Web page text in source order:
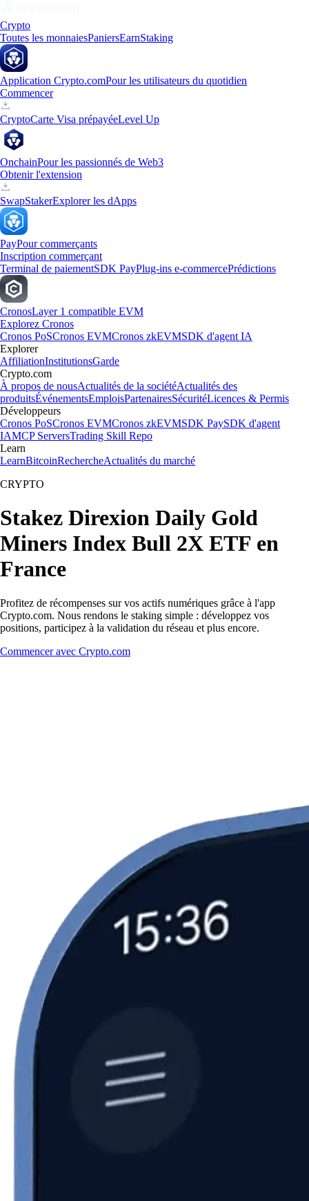
Crypto
Toutes les monnaiesPaniersEarnStaking
Application Crypto.comPour les utilisateurs du quotidien
Commencer
CryptoCarte Visa prépayéeLevel Up
OnchainPour les passionnés de Web3
Obtenir l'extension
SwapStakerExplorer les dApps
PayPour commerçants
Inscription commerçant
Terminal de paiementSDK PayPlug-ins e-commercePrédictions
CronosLayer 1 compatible EVM
Explorez Cronos
Cronos PoSCronos EVMCronos zkEVMSDK d'agent IA
Explorer
AffiliationInstitutionsGarde
Crypto.com
À propos de nousActualités de la sociétéActualités des
produitsÉvénementsEmploisPartenairesSécuritéLicences & Permis
Développeurs
Cronos PoSCronos EVMCronos zkEVMSDK PaySDK d'agent
IAMCP ServersTrading Skill Repo
Learn
LearnBitcoinRechercheActualités du marché
CRYPTO
Stakez Direxion Daily Gold
Miners Index Bull 2X ETF en
France
Profitez de récompenses sur vos actifs numériques grâce à l'app
Crypto.com. Nous rendons le staking simple : développez vos
positions, participez à la validation du réseau et plus encore.
Commencer avec Crypto.com